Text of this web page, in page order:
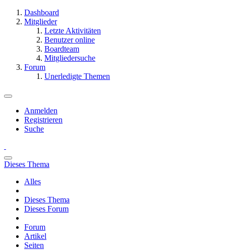
Dashboard
Mitglieder
Letzte Aktivitäten
Benutzer online
Boardteam
Mitgliedersuche
Forum
Unerledigte Themen
Anmelden
Registrieren
Suche
Dieses Thema
Alles
Dieses Thema
Dieses Forum
Forum
Artikel
Seiten